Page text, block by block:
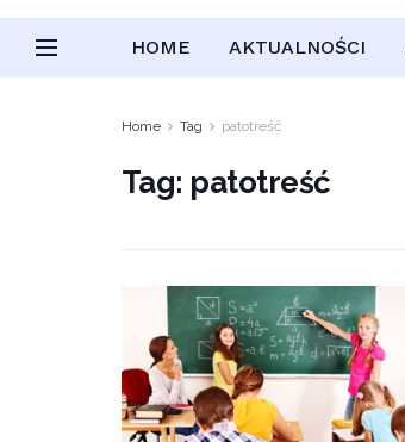
HOME AKTUALNOŚCI
Home Tag patotreść
Tag: patotreść